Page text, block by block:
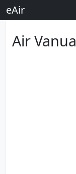
eAir
Air